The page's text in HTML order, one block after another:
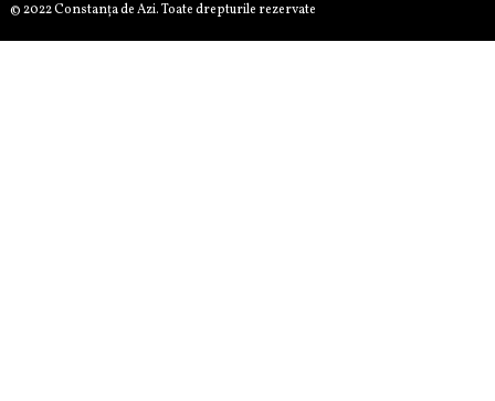
© 2022 Constanţa de Azi. Toate drepturile rezervate